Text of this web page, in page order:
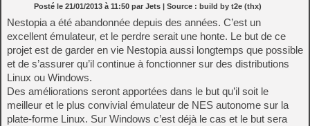
Posté le 21/01/2013 à 11:50 par Jets | Source : build by t2e (thx)
Nestopia a été abandonnée depuis des années. C’est un
excellent émulateur, et le perdre serait une honte. Le but de ce
projet est de garder en vie Nestopia aussi longtemps que possible
et de s’assurer qu’il continue à fonctionner sur des distributions
Linux ou Windows.
Des améliorations seront apportées dans le but qu’il soit le
meilleur et le plus convivial émulateur de NES autonome sur la
plate-forme Linux. Sur Windows c’est déjà le cas et le but sera